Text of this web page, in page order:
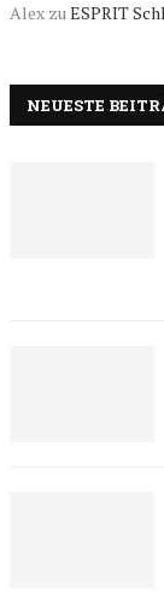
Alex zuESPRIT
NEUESTE